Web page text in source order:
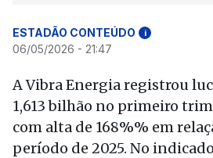
ESTADÃO CONTEÚDO i
06/05/2026 - 21:47
A Vibra Energia registrou
1,613 bilhão no primeiro
com alta de 168%% em
período de 2025. No